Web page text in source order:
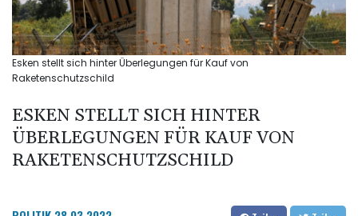
Esken stellt sich hinter Überlegungen für Kauf von
Raketenschutzschild
ESKEN STELLT SICH HINTER
ÜBERLEGUNGEN FÜR KAUF VON
RAKETENSCHUTZSCHILD